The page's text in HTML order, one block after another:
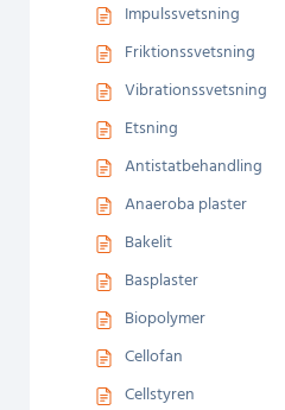
Impulssvetsning
Friktionssvetsning
Vibrationssvetsning
Etsning
Antistatbehandling
Anaeroba plaster
Bakelit
Basplaster
Biopolymer
Cellofan
Cellstyren